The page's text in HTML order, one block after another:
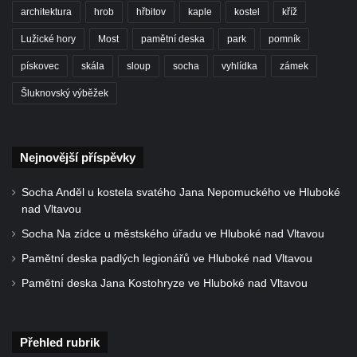
Sochy Ptáci v Tierpark Chemnitz
Socha Skupina jeřábů v Tierpark Chemnitz
Socha Panter v ZOO Leipzig
Socha Marabu v ZOO Leipzig
Leipzig
Socha Iásón v ZOO Leipzig
Socha Mladý slon v ZOO Leipzig
Socha Uprchlý otrok bojuje s divokým psem
architektura hrob hřbitov kaple kostel kříž
Lužické hory Most pamětní deska park pomník
pískovec skála sloup socha vyhlídka zámek
Šluknovský výběžek
Nejnovější příspěvky
Socha Anděl u kostela svatého Jana Nepomuckého ve Hluboké
nad Vltavou
Socha Na zídce u městského úřadu ve Hluboké nad Vltavou
Pamětní deska padlých legionářů ve Hluboké nad Vltavou
Pamětní deska Jana Kostohryze ve Hluboké nad Vltavou
Přehled rubrik